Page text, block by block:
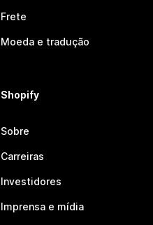
Frete
Moeda e tradução
Shopify
Sobre
Carreiras
Investidores
Imprensa e mídia